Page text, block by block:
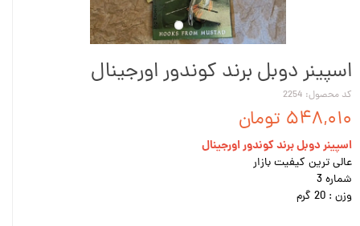
اسپینر دوبل برند کوندور اورجینال
کد محصول: 2254
۵۴۸,۰۱۰ تومان
اسپینر دوبل برند کوندور اورجینال
عالی ترین کیفیت بازار
شماره 3
وزن : 20 گرم